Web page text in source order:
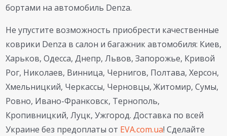
бортами на автомобиль Denza.
Не упустите возможность приобрести качественные
коврики Denza в салон и багажник автомобиля: Киев,
Харьков, Одесса, Днепр, Львов, Запорожье, Кривой
Рог, Николаев, Винница, Чернигов, Полтава, Херсон,
Хмельницкий, Черкассы, Черновцы, Житомир, Сумы,
Ровно, Ивано-Франковск, Тернополь,
Кропивницкий, Луцк, Ужгород. Доставка по всей
Украине без предоплаты от EVA.com.ua! Сделайте